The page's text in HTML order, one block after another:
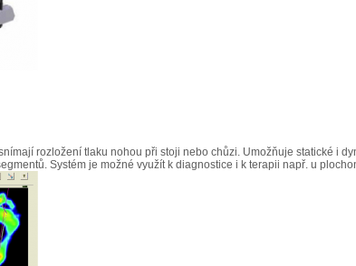
rozložení tlaku nohou při stoji nebo chůzi. Umožňuje statické i
Systém je možné využít k diagnostice i k terapii např. u